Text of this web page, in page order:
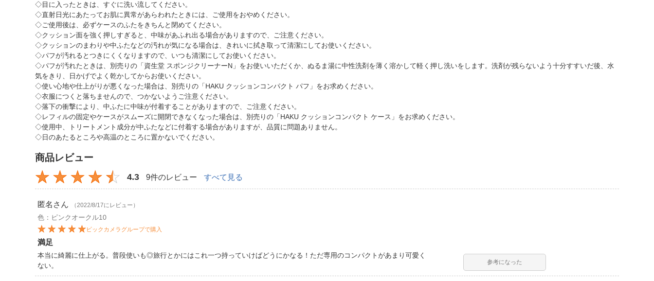
◇目に入ったときは、すぐに洗い流してください。
◇直射日光にあたってお肌に異常があらわれたときには、ご使用をおやめください。
◇ご使用後は、必ずケースのふたをきちんと閉めてください。
◇クッション面を強く押しすぎると、中味があふれ出る場合がありますので、ご注意ください。
◇クッションのまわりや中ふたなどの汚れが気になる場合は、きれいに拭き取って清潔にしてお使いください。
◇パフが汚れるとつきにくくなりますので、いつも清潔にしてお使いください。
◇パフが汚れたときは、別売りの「資生堂 スポンジクリーナーN」をお使いいただくか、ぬるま湯に中性洗剤を薄く溶かして軽く押し洗いをします。洗剤が残らないよう十分すすいだ後、水
気をきり、日かげでよく乾かしてからお使いください。
◇使い心地や仕上がりが悪くなった場合は、別売りの「HAKU クッションコンパクト パフ」をお求めください。
◇衣服につくと落ちませんので、つかないようご注意ください。
◇落下の衝撃により、中ふたに中味が付着することがありますので、ご注意ください。
◇レフィルの固定やケースがスムーズに開閉できなくなった場合は、別売りの「HAKU クッションコンパクト ケース」をお求めください。
◇使用中、トリートメント成分が中ふたなどに付着する場合がありますが、品質に問題ありません。
◇日のあたるところや高温のところに置かないでください。
商品レビュー
4.3 9件のレビュー すべて見る
匿名 さん （2022/8/17にレビュー）
色：ピンクオークル10
ビックカメラグループで購入
満足
本当に綺麗に仕上がる。普段使いも◎旅行とかにはこれ一つ持っていけばどうにかなる！ただ専用のコンパクトがあまり可愛く
ない。
参考になった